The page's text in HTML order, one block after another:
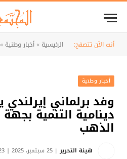
أنت الآن تتصفح: الرئيسية»أخبار وطنية»
أخبار وطنية
وفد برلماني
دينامية التنمية
الذهب
هيئة التحرير 25 سبتمبر، 2025 | 21:23